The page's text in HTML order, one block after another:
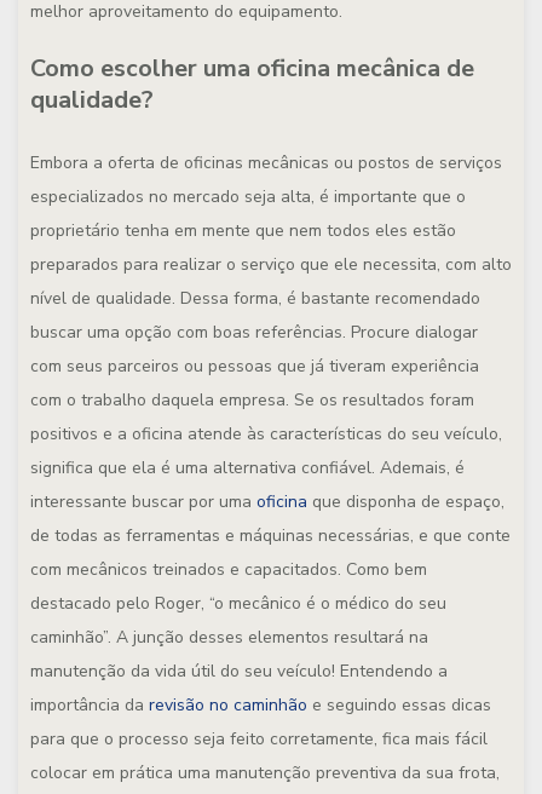
melhor aproveitamento do equipamento.
Como escolher uma oficina mecânica de
qualidade?
Embora a oferta de oficinas mecânicas ou postos de serviços
especializados no mercado seja alta, é importante que o
proprietário tenha em mente que nem todos eles estão
preparados para realizar o serviço que ele necessita, com alto
nível de qualidade. Dessa forma, é bastante recomendado
buscar uma opção com boas referências. Procure dialogar
com seus parceiros ou pessoas que já tiveram experiência
com o trabalho daquela empresa. Se os resultados foram
positivos e a oficina atende às características do seu veículo,
significa que ela é uma alternativa confiável. Ademais, é
interessante buscar por uma oficina que disponha de espaço,
de todas as ferramentas e máquinas necessárias, e que conte
com mecânicos treinados e capacitados. Como bem
destacado pelo Roger, “o mecânico é o médico do seu
caminhão”. A junção desses elementos resultará na
manutenção da vida útil do seu veículo! Entendendo a
importância da revisão no caminhão e seguindo essas dicas
para que o processo seja feito corretamente, fica mais fácil
colocar em prática uma manutenção preventiva da sua frota,